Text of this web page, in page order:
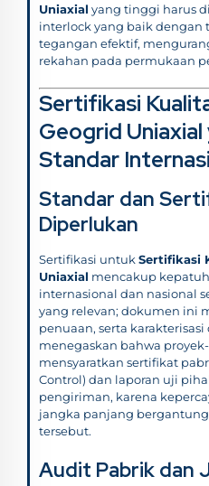
Uniaxial yang tinggi harus
interlock yang baik dengan
tegangan efektif,
rekahan pada permukaan
Sertifikasi
Geogrid
Standar
Standar dan
Diperlukan
Sertifikasi untuk Sertifikasi
Uniaxial mencakup
internasional dan nasional
yang relevan; dokumen ini
penuaan, serta
menegaskan bahwa
mensyaratkan sertifikat
Control) dan laporan uji
pengiriman, karena
jangka panjang
tersebut.
Audit Pabrik dan